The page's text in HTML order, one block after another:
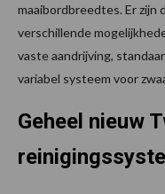
maaibordbreedtes. Er zijn
verschillende
vaste aandrijving,
variabel systeem voor
Geheel nieuw